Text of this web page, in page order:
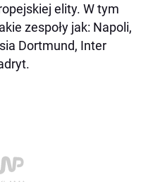
elity. W tym
zespoły jak: Napoli,
Dortmund, Inter